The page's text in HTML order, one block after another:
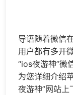
导语随着微信
用户都有多开
“ios夜游神”微
为您详细介绍
夜游神”网站上